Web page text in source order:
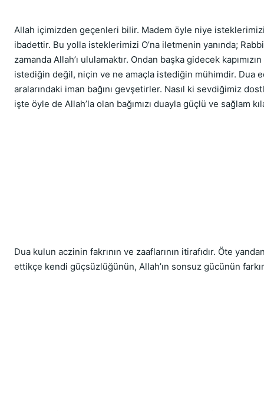
Allah içimizden geçenleri bilir. Madem öyle niye
ibadettir. Bu yolla isteklerimizi O’na iletmenin yanında;
zamanda Allah’ı ululamaktır. Ondan başka gidecek
istediğin değil, niçin ve ne amaçla istediğin mühimdir. Dua
aralarındaki iman bağını gevşetirler. Nasıl ki sevdiğimiz
işte öyle de Allah’la olan bağımızı duayla güçlü ve sağlam
Dua kulun aczinin fakrının ve zaaflarının itirafıdır. Öte
ettikçe kendi güçsüzlüğünün, Allah’ın sonsuz gücünün